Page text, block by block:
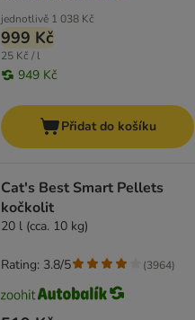
jednotlivě 1 038 Kč
999 Kč
25 Kč / l
949 Kč
Přidat do košíku
Cat's Best Smart Pellets
kočkolit
20 l (cca. 10 kg)
Rating: 3.8/5 (3964)